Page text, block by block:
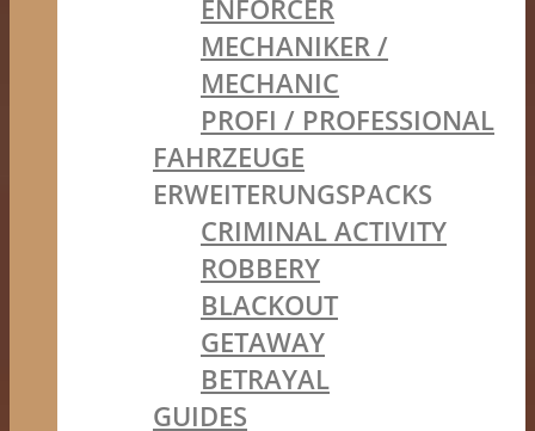
ENFORCER
MECHANIKER /
MECHANIC
PROFI / PROFESSIONAL
FAHRZEUGE
ERWEITERUNGSPACKS
CRIMINAL ACTIVITY
ROBBERY
BLACKOUT
GETAWAY
BETRAYAL
GUIDES